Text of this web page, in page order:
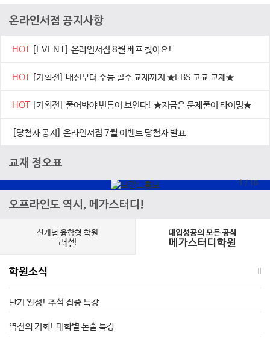
온라인서점 공지사항
HOT[EVENT] 온라인서점 8월 베프 찾아요!
HOT[기획전] 내신부터 수능 필수 교재까지 ★EBS 고교 교재★
HOT[기획전] 풀어봐야 빈틈이 보인다! ★지금은 문제풀이 타이밍★
[당첨자 공지] 온라인서점 7월 이벤트 당첨자 발표
교재 정오표
1 / 10
오프라인도 역시, 메가스터디!
신개념 융합형 학원
러셀
대입성공의 모든 공식
메가스터디학원
학원소식
단기 완성! 추석 집중 특강
역전의 기회! 대학별 논술 특강